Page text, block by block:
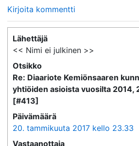
Kirjoita kommentti
Lähettäjä
<< Nimi ei julkinen >>
Otsikko
Re: Diaariote Kemiönsaaren
yhtiöiden asioista vuosilta 2014,
[#413]
Päivämäärä
20. tammikuuta 2017 kello 23.33
Vastaanottaja